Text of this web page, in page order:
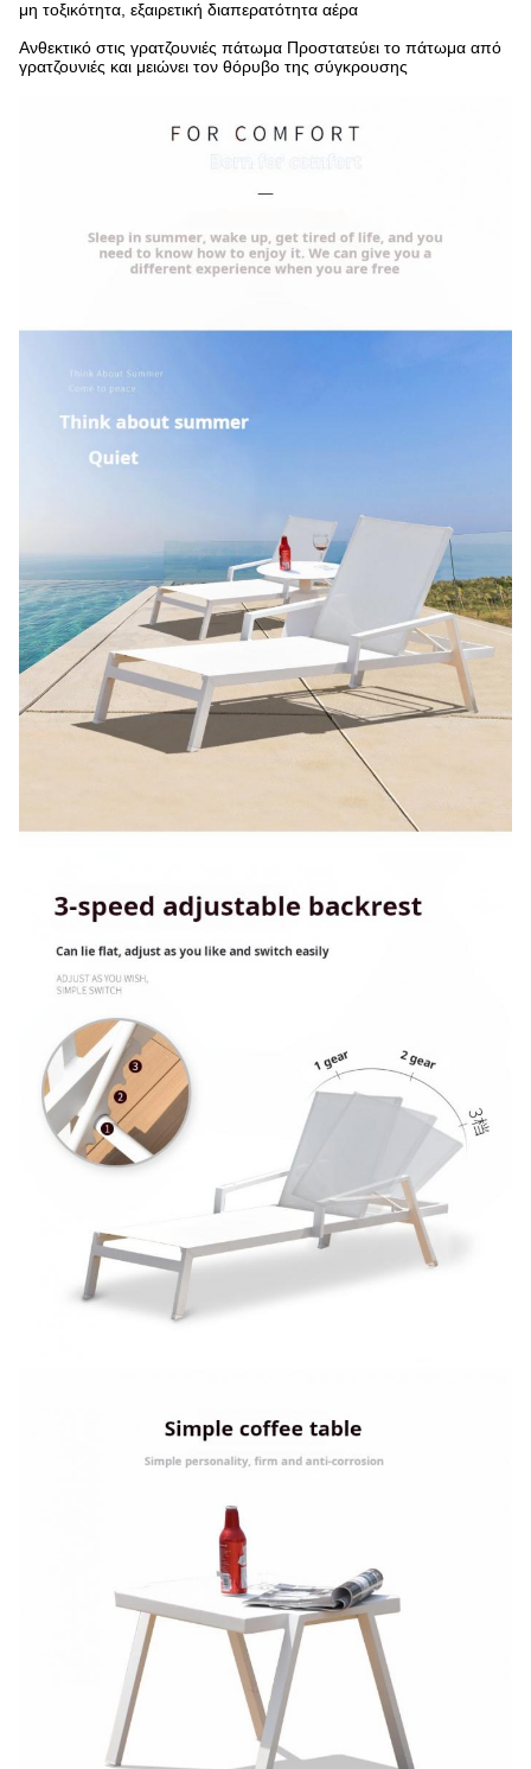
μη τοξικότητα, εξαιρετική διαπερατότητα αέρα
Ανθεκτικό στις γρατζουνιές πάτωμα Προστατεύει το πάτωμα από
γρατζουνιές και μειώνει τον θόρυβο της σύγκρουσης